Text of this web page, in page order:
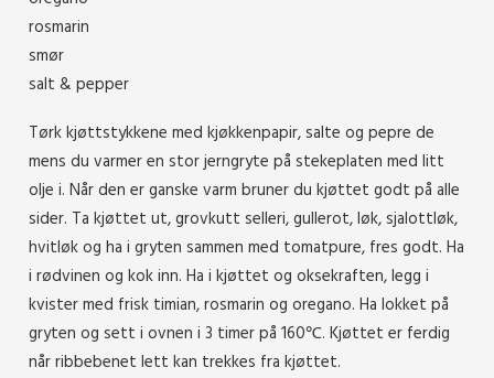
rosmarin
smør
salt & pepper
Tørk kjøttstykkene med kjøkkenpapir, salte og pepre de
mens du varmer en stor jerngryte på stekeplaten med litt
olje i. Når den er ganske varm bruner du kjøttet godt på alle
sider. Ta kjøttet ut, grovkutt selleri, gullerot, løk, sjalottløk,
hvitløk og ha i gryten sammen med tomatpure, fres godt. Ha
i rødvinen og kok inn. Ha i kjøttet og oksekraften, legg i
kvister med frisk timian, rosmarin og oregano. Ha lokket på
gryten og sett i ovnen i 3 timer på 160℃. Kjøttet er ferdig
når ribbebenet lett kan trekkes fra kjøttet.